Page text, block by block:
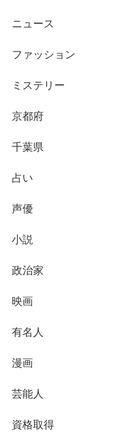
ニュース
ファッション
ミステリー
京都府
千葉県
占い
声優
小説
政治家
映画
有名人
漫画
芸能人
資格取得